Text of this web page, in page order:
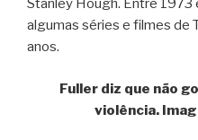
Stanley Hough. Entre
algumas séries e filmes de
anos.
Fuller diz que não
violência.